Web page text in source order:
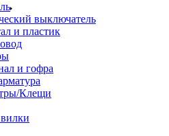
выключатель
и пластик
и гофра
Клещи